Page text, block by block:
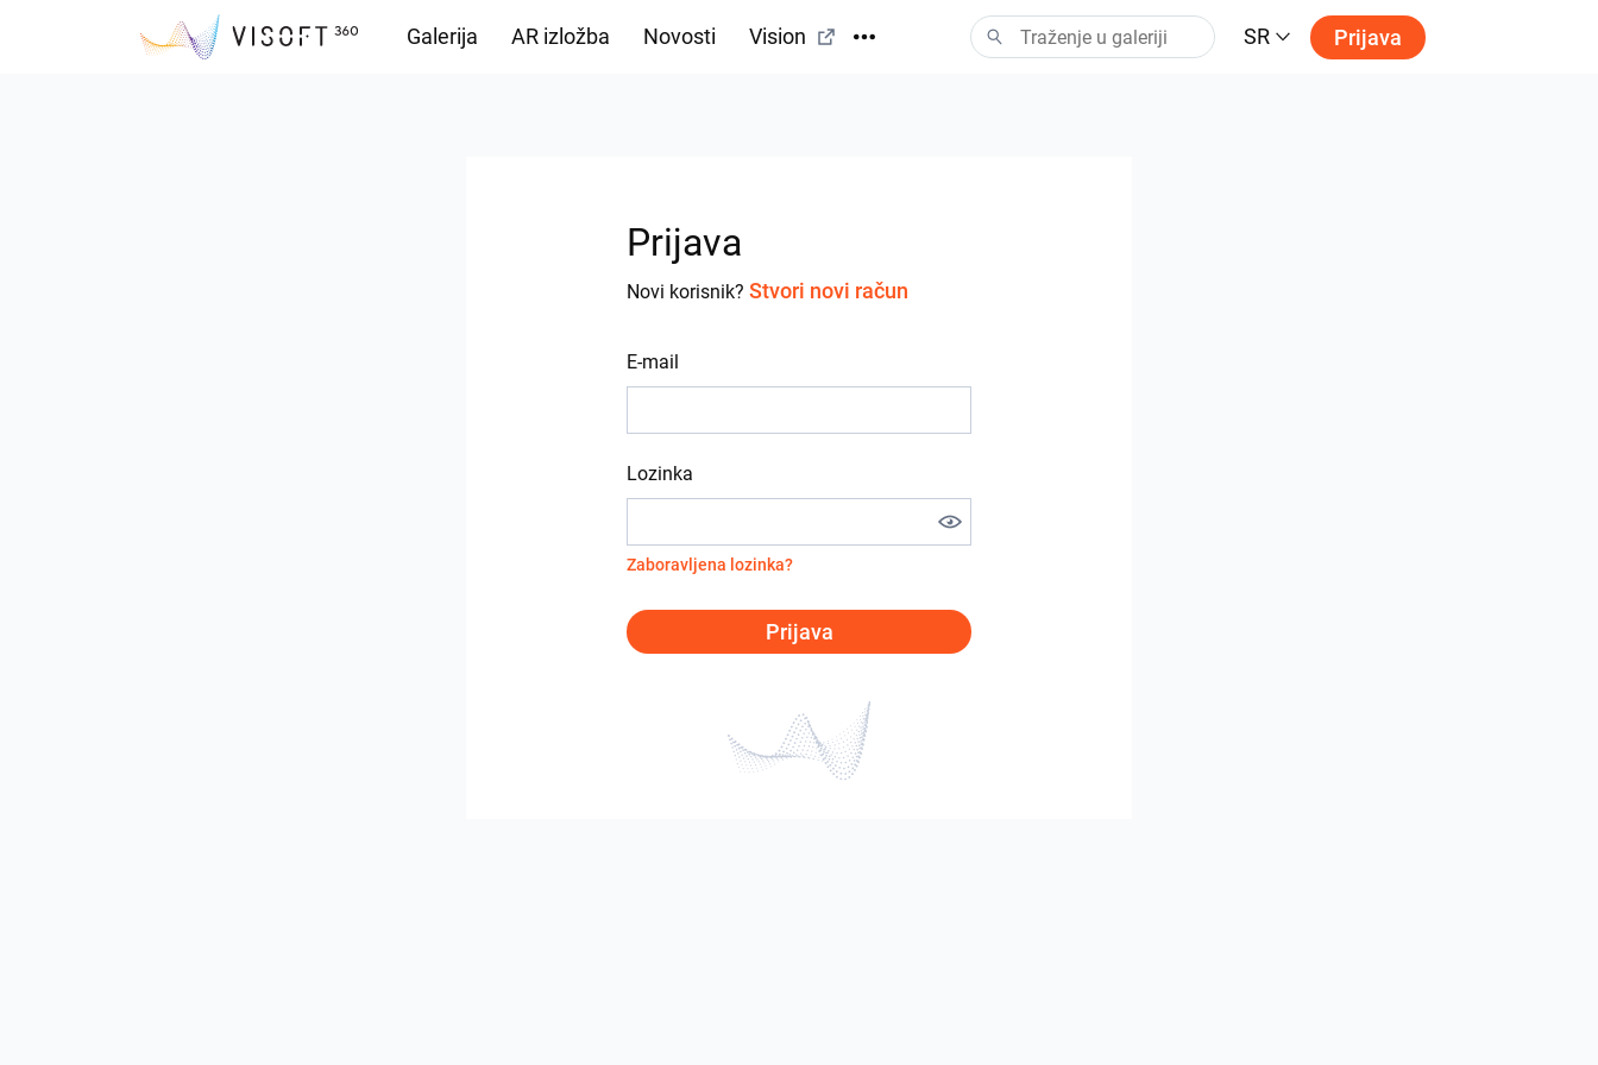
Galerija AR izložba Novosti Vision SR Prijava
Prijava
Novi korisnik? Stvori novi račun
E-mail
Lozinka
Zaboravljena lozinka?
Prijava